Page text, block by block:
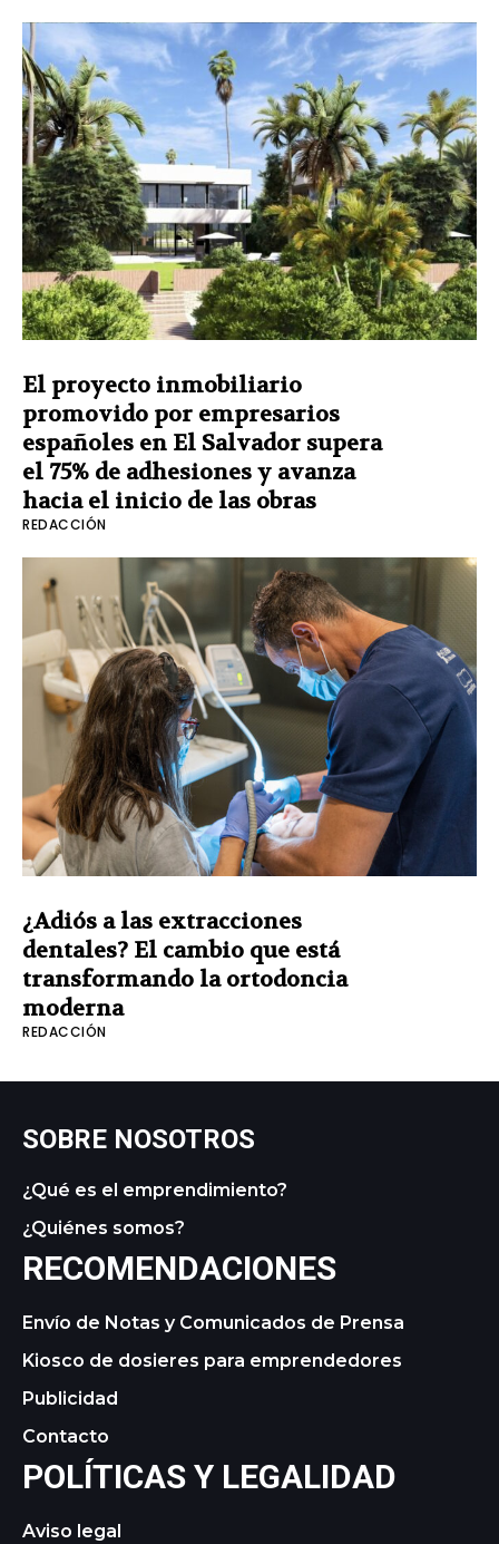
El proyecto inmobiliario
promovido por empresarios
españoles en El Salvador supera
el 75% de adhesiones y avanza
hacia el inicio de las obras
REDACCIÓN
¿Adiós a las extracciones
dentales? El cambio que está
transformando la ortodoncia
moderna
REDACCIÓN
SOBRE NOSOTROS
¿Qué es el emprendimiento?
¿Quiénes somos?
RECOMENDACIONES
Envío de Notas y Comunicados de Prensa
Kiosco de dosieres para emprendedores
Publicidad
Contacto
POLÍTICAS Y LEGALIDAD
Aviso legal